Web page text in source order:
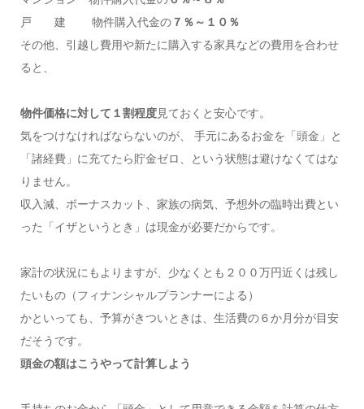
戸 建 物件購入代金の７％～１０％
その他、引越し費用や新たに購入する家具などの費用を合わせ
ると、
物件価格に対して１割程度見ておくと安心です。
気をつけなければならないのが、 手元にあるお金を「頭金」と
「諸経費」に充てたら貯金ゼロ、という状態は避けなくてはな
りません。
収入減、ボーナスカット、家族の病気、予想外の臨時出費とい
った「イザというとき」は現金が必要だからです。
家計の状況にもよりますが、少なくとも２００万円近くは残し
たいもの（フィナンシャルプランナーによる）
かといっても、予算がきついときは、生活費の６か月分が目安
だそうです。
頭金の額はこうやって計算しよう